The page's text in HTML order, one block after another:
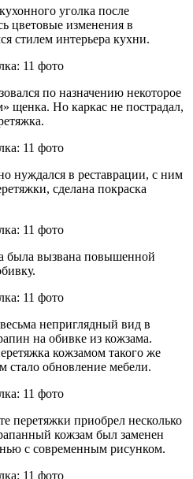
уголка после
цветовые изменения в
стилем интерьера кухни.
по назначению некоторое
щенка. Но каркас не пострадал,
нуждался в реставрации, с ним
сделана покраска
была вызвана повышенной
неприглядный вид в
на обивке из кожзама.
кожзамом такого же
стало обновление мебели.
перетяжки приобрел несколько
кожзам был заменен
с современным рисунком.